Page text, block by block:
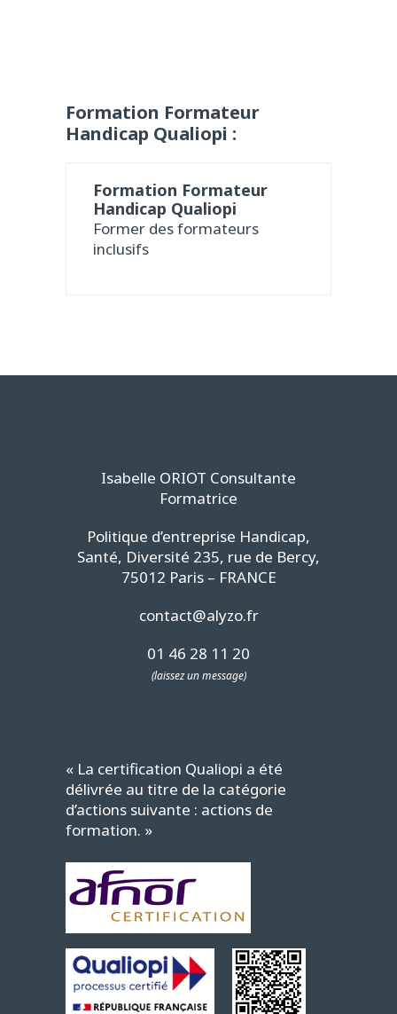
Formation Formateur
Handicap Qualiopi :
Formation Formateur
Handicap Qualiopi
Former des formateurs
inclusifs
Isabelle ORIOT Consultante
Formatrice
Politique d’entreprise Handicap,
Santé, Diversité 235, rue de Bercy,
75012 Paris – FRANCE
contact@alyzo.fr
01 46 28 11 20
(laissez un message)
« La certification Qualiopi a été
délivrée au titre de la catégorie
d’actions suivante : actions de
formation. »